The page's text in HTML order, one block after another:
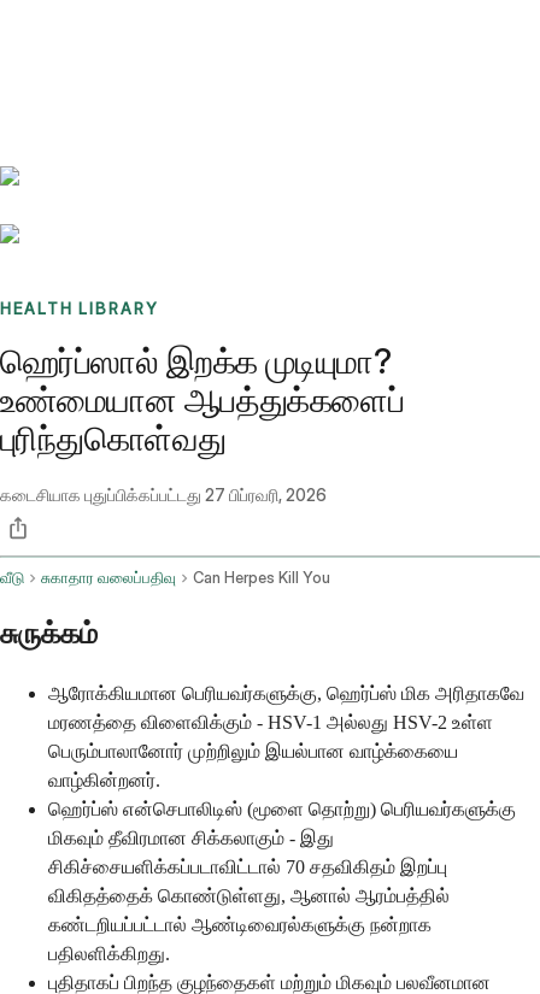
HEALTH LIBRARY
ஹெர்ப்ஸால் இறக்க முடியுமா?
உண்மையான ஆபத்துக்களைப்
புரிந்துகொள்வது
கடைசியாக புதுப்பிக்கப்பட்டது 27 பிப்ரவரி, 2026
வீடு சுகாதார வலைப்பதிவு Can Herpes Kill You
சுருக்கம்
ஆரோக்கியமான பெரியவர்களுக்கு, ஹெர்ப்ஸ் மிக அரிதாகவே
மரணத்தை விளைவிக்கும் - HSV-1 அல்லது HSV-2 உள்ள
பெரும்பாலானோர் முற்றிலும் இயல்பான வாழ்க்கையை
வாழ்கின்றனர்.
ஹெர்ப்ஸ் என்செபாலிடிஸ் (மூளை தொற்று) பெரியவர்களுக்கு
மிகவும் தீவிரமான சிக்கலாகும் - இது
சிகிச்சையளிக்கப்படாவிட்டால் 70 சதவிகிதம் இறப்பு
விகிதத்தைக் கொண்டுள்ளது, ஆனால் ஆரம்பத்தில்
கண்டறியப்பட்டால் ஆண்டிவைரல்களுக்கு நன்றாக
பதிலளிக்கிறது.
புதிதாகப் பிறந்த குழந்தைகள் மற்றும் மிகவும் பலவீனமான